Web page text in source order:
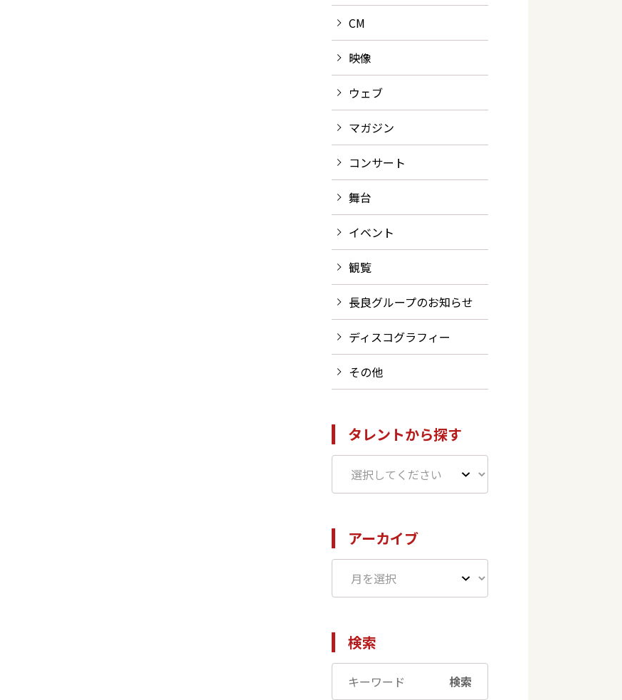
CM
映像
ウェブ
マガジン
コンサート
舞台
イベント
観覧
長良グループのお知らせ
ディスコグラフィー
その他
タレントから探す
アーカイブ
検索
検索